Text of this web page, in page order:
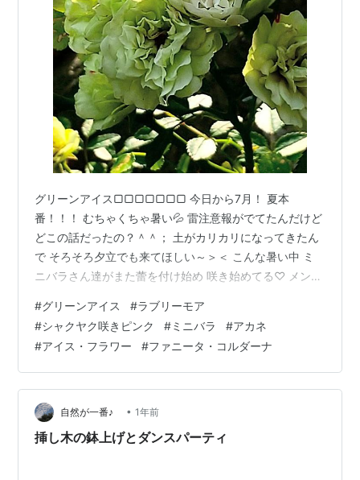
グリーンアイス▢▢▢▢▢▢▢ 今日から7月！ 夏本
番！！！ むちゃくちゃ暑い💦 雷注意報がでてたんだけど
どこの話だったの？＾＾； 土がカリカリになってきたん
で そろそろ夕立でも来てほしい～＞＜ こんな暑い中 ミ
ニバラさん達がまた蕾を付け始め 咲き始めてる♡ メンバ
花記録ですのでご容赦ください。 〇グリーンアイス 絶好
調♡ 咲きだしたのが早かったから もうシーズン２も終わ
りかけ 超満開 輝く緑色✨ 〇ラブリーモア （ハンギン
グ）１，２，３，４号 2番花の蕾が いっきに咲き乱れて
きた＾＾ 〇アカネ 朱赤できれいなんだけど パッと咲い
てぱっと散…
#グリーンアイス #ラブリーモア
#シャクヤク咲きピンク #ミニバラ #アカネ
#アイス・フラワー #ファニータ・コルダーナ
自然が一番♪ • 1年前
挿し木の鉢上げとダンスパーティ